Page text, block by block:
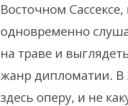
Восточном
одновременно
на траве и
жанр дипломатии. В
здесь оперу, и не